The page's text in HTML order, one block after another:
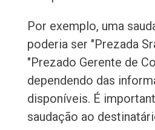
Por exemplo, uma
poderia ser "Prezada
"Prezado Gerente de
dependendo das
disponíveis. É
saudação ao